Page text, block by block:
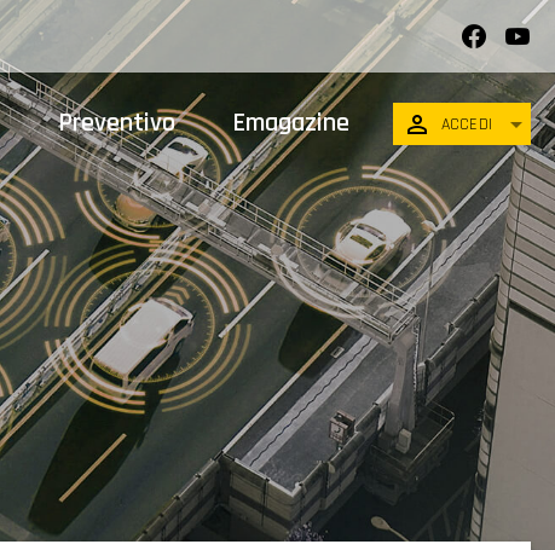
Preventivo Emagazine ACCEDI